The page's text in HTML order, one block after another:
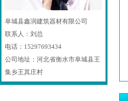
阜城县鑫润建筑器材有限公司
联系人：刘总
电话：15297693434
公司地址：河北省衡水市阜城县王
集乡王其庄村